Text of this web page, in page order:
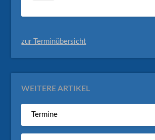
zur Terminübersicht
WEITERE ARTIKEL
Termine